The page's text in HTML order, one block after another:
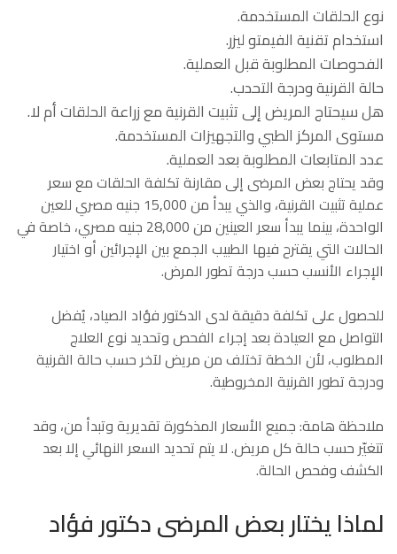
نوع الحلقات المستخدمة.
استخدام تقنية الفيمتو ليزر.
الفحوصات المطلوبة قبل العملية.
حالة القرنية ودرجة التحدب.
هل سيحتاج المريض إلى تثبيت القرنية مع زراعة الحلقات أم لا.
مستوى المركز الطبي والتجهيزات المستخدمة.
عدد المتابعات المطلوبة بعد العملية.
وقد يحتاج بعض المرضى إلى مقارنة تكلفة الحلقات مع سعر
عملية تثبيت القرنية، والذي يبدأ من 15,000 جنيه مصري للعين
الواحدة، بينما يبدأ سعر العينين من 28,000 جنيه مصري، خاصة في
الحالات التي يقترح فيها الطبيب الجمع بين الإجرائين أو اختيار
الإجراء الأنسب حسب درجة تطور المرض.
للحصول على تكلفة دقيقة لدى الدكتور فؤاد الصياد، يُفضل
التواصل مع العيادة بعد إجراء الفحص وتحديد نوع العلاج
المطلوب، لأن الخطة تختلف من مريض لآخر حسب حالة القرنية
ودرجة تطور القرنية المخروطية.
ملاحظة هامة: جميع الأسعار المذكورة تقديرية وتبدأ من، وقد
تتغيّر حسب حالة كل مريض. لا يتم تحديد السعر النهائي إلا بعد
الكشف وفحص الحالة.
لماذا يختار بعض المرضى دكتور فؤاد